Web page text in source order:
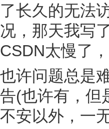
了长久的无法
况，那天我写
CSDN太慢了
也许问题总是
告(也许有，但
不安以外，一